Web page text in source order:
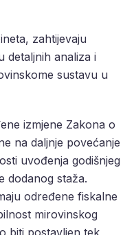
zahtijevaju
detaljnih analiza i
sustavu u
izmjene Zakona o
na daljnje povećanje
uvođenja godišnjeg
dodanog staža.
određene fiskalne
mirovinskog
biti postavljen tek